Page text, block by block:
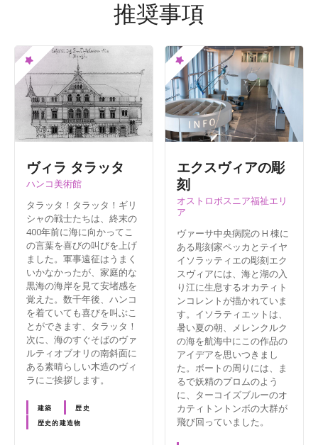
推奨事項
ヴィラ タラッタ
ハンコ美術館
タラッタ！タラッタ！ギリ
シャの戦士たちは、終末の
400年前に海に向かってこ
の言葉を喜びの叫びを上げ
ました。軍事遠征はうまく
いかなかったが、家庭的な
黒海の海岸を見て安堵感を
覚えた。数千年後、ハンコ
を着ていても喜びを叫ぶこ
とができます、タラッタ！
次に、海のすぐそばのヴァ
ルティオブオリの南斜面に
ある素晴らしい木造のヴィ
ラにご挨拶します。
建築
歴史
歴史的建造物
エクスヴィアの彫
刻
オストロボスニア福祉エリ
ア
ヴァーサ中央病院の H 棟に
ある彫刻家ペッカとテイヤ
イソラッティエの彫刻エク
スヴィアには、海と湖の入
り江に生息するオカティト
ンコレントが描かれていま
す。イソラティエットは、
暑い夏の朝、メレンクルク
の海を航海中にこの作品の
アイデアを思いつきまし
た。ボートの周りには、ま
るで妖精のプロムのよう
に、ターコイズブルーのオ
カティトントンボの大群が
飛び回っていました。